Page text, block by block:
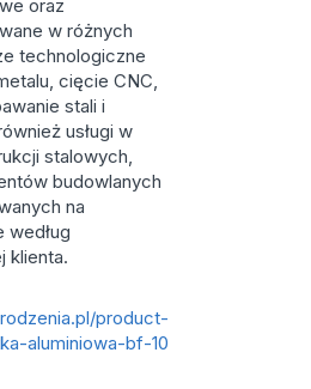
oraz
w różnych
technologiczne
cięcie CNC,
stali i
usługi w
stalowych,
budowlanych
na
według
klienta.
product-
aluminiowa-bf-10